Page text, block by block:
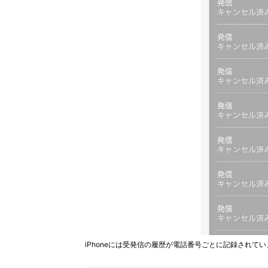
iPhoneには受発信の履歴が電話番号ごとに記録されてい